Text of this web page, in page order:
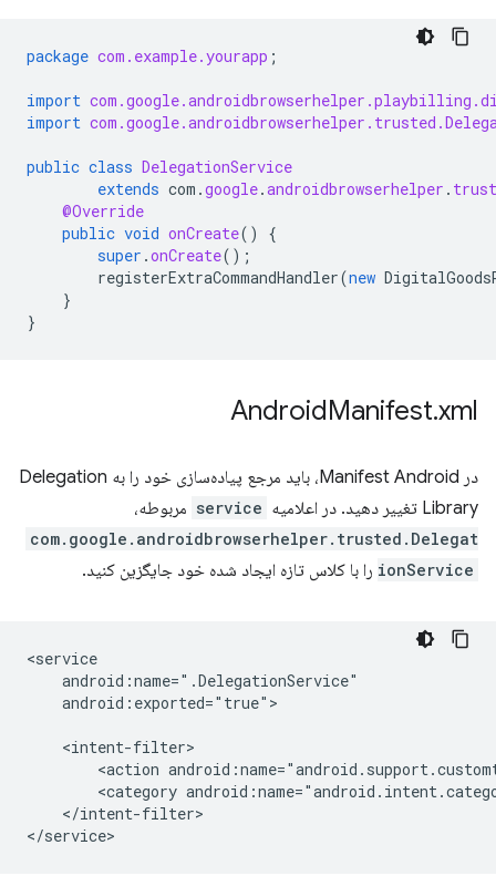
package com.example.yourapp ;
import
import
public class DelegationService
extends com .google.androidbrowserhelper .
@Override
public void onCreate()
{
super .onCreate();
registerExtraCommandHandler(new
}
}
AndroidManifest.xml
در Manifest Android، باید مرجع پیاده‌سازی خود را به Delegation
Library تغییر دهید. در اعلامیه
service مربوطه،
com.google.androidbrowserhelper.trusted.Delegat
ionService را با کلاس تازه ایجاد شده خود جایگزین کنید.
android:exported="true">
<action
<category
</intent-filter>